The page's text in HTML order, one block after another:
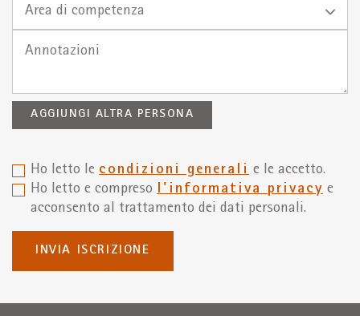
Area di competenza
AGGIUNGI ALTRA PERSONA
Ho letto le condizioni generali e le accetto.
Ho letto e compreso l'informativa privacy e
acconsento al trattamento dei dati personali.
INVIA ISCRIZIONE